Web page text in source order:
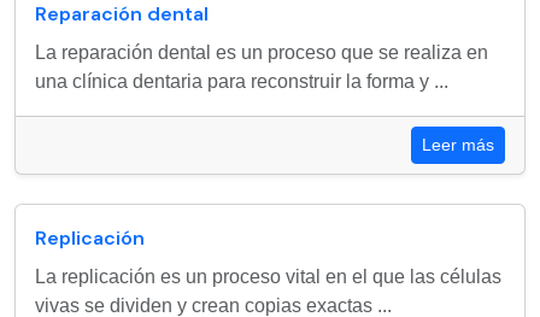
Reparación dental
La reparación dental es un proceso que se realiza en
una clínica dentaria para reconstruir la forma y ...
Leer más
Replicación
La replicación es un proceso vital en el que las células
vivas se dividen y crean copias exactas ...